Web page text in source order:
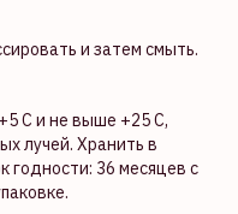
и затем смыть.
С и не выше +25 С,
лучей. Хранить в
годности: 36 месяцев с